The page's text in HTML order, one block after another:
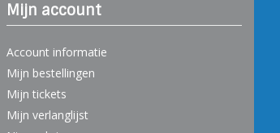
Mijn account
Account informatie
Mijn bestellingen
Mijn tickets
Mijn verlanglijst